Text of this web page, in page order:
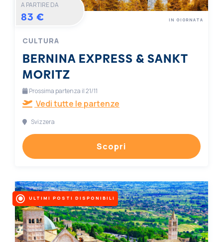
A PARTIRE DA
83 €
CULTURA
BERNINA EXPRESS & SANKT
MORITZ
IN GIORNATA
Prossima partenza il 21/11
Vedi tutte le partenze
Svizzera
Scopri
ULTIMI POSTI DISPONIBILI